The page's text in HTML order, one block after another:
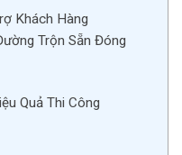
Khách Hàng
Trộn Sẵn Đóng
Quả Thi Công